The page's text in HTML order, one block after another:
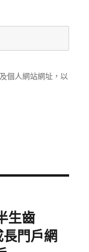
個人網站網址，以
生齒
門戶網